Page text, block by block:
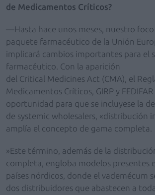
de Medicamentos Críticos?
—Hasta hace unos meses, nuestro foco
paquete farmacéutico de la Unión
implicará cambios importantes para el
farmacéutico. Con la aparición
del Critical Medicines Act (CMA), el
Medicamentos Críticos, GIRP y
oportunidad para que se incluyese la
de systemic wholesalers, «distribución
amplía el concepto de gama completa.
»Este término, además de la
completa, engloba modelos presentes
países nórdicos, donde el vademécum
dos distribuidores que abastecen a